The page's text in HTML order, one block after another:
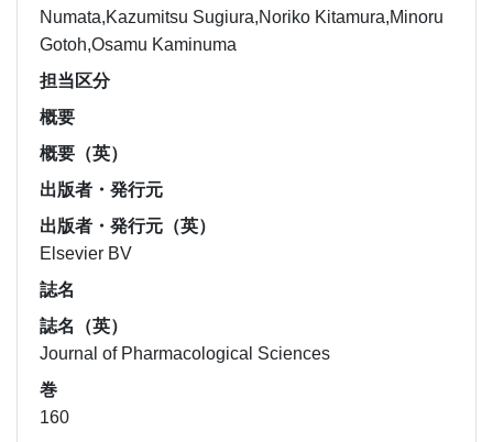
Numata,Kazumitsu Sugiura,Noriko Kitamura,Minoru
Gotoh,Osamu Kaminuma
担当区分
概要
概要（英）
出版者・発行元
出版者・発行元（英）
Elsevier BV
誌名
誌名（英）
Journal of Pharmacological Sciences
巻
160